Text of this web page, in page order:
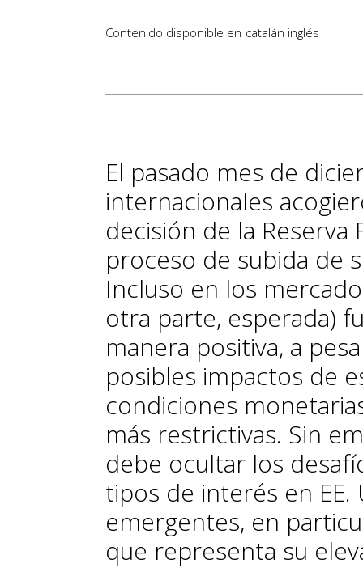
Contenido disponible en catalán inglés
El pasado mes de
internacionales
decisión de la Reserva
proceso de subida de
Incluso en los
otra parte, esperada)
manera positiva, a
posibles impactos de
condiciones
más restrictivas. Sin
debe ocultar los
tipos de interés en EE.
emergentes, en
que representa su